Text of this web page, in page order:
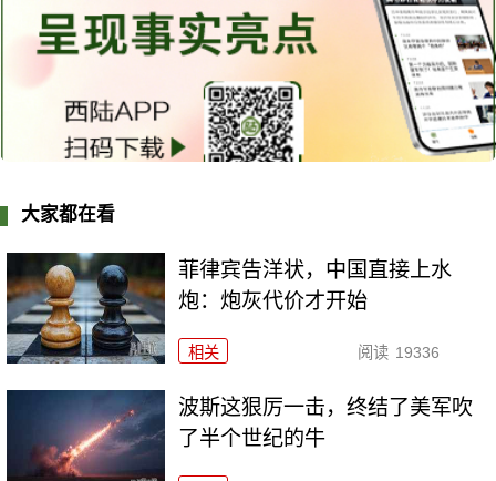
大家都在看
菲律宾告洋状，中国直接上水
炮：炮灰代价才开始
相关 阅读 19336
波斯这狠厉一击，终结了美军吹
了半个世纪的牛